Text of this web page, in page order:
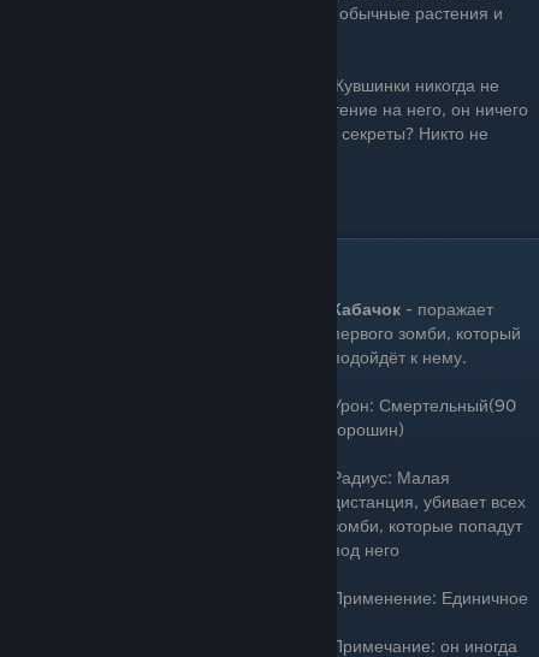
семь укусов вместо шести, в то время, как обычные растения и
Лист Кувшинки никогда не жалуется. Лист Кувшинки никогда не
хочет знать, что происходит. Сажайте растение на него, он ничего
не скажет. Думаете, у него есть тайны или секреты? Никто не
Кабачок- поражает
первого зомби, который
подойдёт к нему.
Урон: Смертельный(90
горошин)
Радиус: Малая
дистанция, убивает всех
зомби, которые попадут
под него
Применение: Единичное
Примечание: он иногда